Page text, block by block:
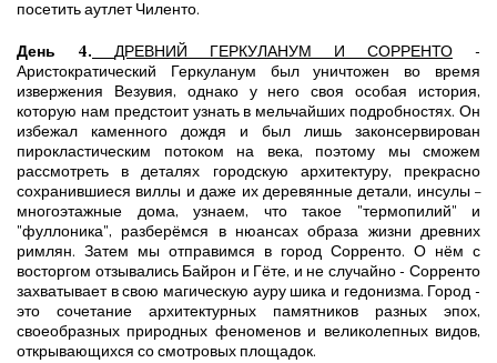
посетить аутлет Чиленто.
День 4. ДРЕВНИЙ ГЕРКУЛАНУМ И СОРРЕНТО -
Аристократический Геркуланум был уничтожен во время
извержения Везувия, однако у него своя особая история,
которую нам предстоит узнать в мельчайших подробностях. Он
избежал каменного дождя и был лишь законсервирован
пирокластическим потоком на века, поэтому мы сможем
рассмотреть в деталях городскую архитектуру, прекрасно
сохранившиеся виллы и даже их деревянные детали, инсулы –
многоэтажные дома, узнаем, что такое "термопилий" и
"фуллоника", разберёмся в нюансах образа жизни древних
римлян. Затем мы отправимся в город Сорренто. О нём с
восторгом отзывались Байрон и Гёте, и не случайно - Сорренто
захватывает в свою магическую ауру шика и гедонизма. Город -
это сочетание архитектурных памятников разных эпох,
своеобразных природных феноменов и великолепных видов,
открывающихся со смотровых площадок.